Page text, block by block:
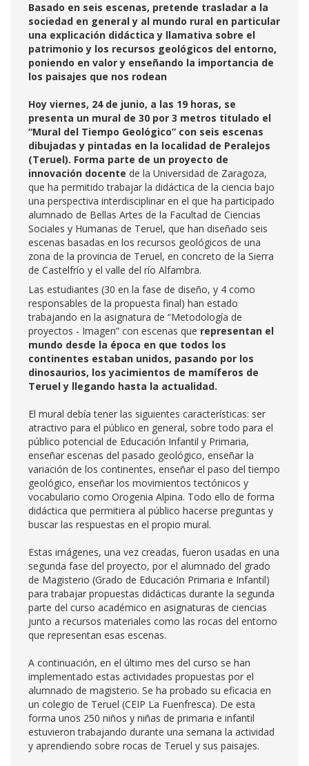
Basado en seis escenas, pretende trasladar a la
sociedad en general y al mundo rural en particular
una explicación didáctica y llamativa sobre el
patrimonio y los recursos geológicos del entorno,
poniendo en valor y enseñando la importancia de
los paisajes que nos rodean
Hoy viernes, 24 de junio, a las 19 horas, se
presenta un mural de 30 por 3 metros titulado el
“Mural del Tiempo Geológico” con seis escenas
dibujadas y pintadas en la localidad de Peralejos
(Teruel). Forma parte de un proyecto de
innovación docente de la Universidad de Zaragoza,
que ha permitido trabajar la didáctica de la ciencia bajo
una perspectiva interdisciplinar en el que ha participado
alumnado de Bellas Artes de la Facultad de Ciencias
Sociales y Humanas de Teruel, que han diseñado seis
escenas basadas en los recursos geológicos de una
zona de la provincia de Teruel, en concreto de la Sierra
de Castelfrío y el valle del río Alfambra.
Las estudiantes (30 en la fase de diseño, y 4 como
responsables de la propuesta final) han estado
trabajando en la asignatura de “Metodología de
proyectos - Imagen” con escenas que representan el
mundo desde la época en que todos los
continentes estaban unidos, pasando por los
dinosaurios, los yacimientos de mamíferos de
Teruel y llegando hasta la actualidad.
El mural debía tener las siguientes características: ser
atractivo para el público en general, sobre todo para el
público potencial de Educación Infantil y Primaria,
enseñar escenas del pasado geológico, enseñar la
variación de los continentes, enseñar el paso del tiempo
geológico, enseñar los movimientos tectónicos y
vocabulario como Orogenia Alpina. Todo ello de forma
didáctica que permitiera al público hacerse preguntas y
buscar las respuestas en el propio mural.
Estas imágenes, una vez creadas, fueron usadas en una
segunda fase del proyecto, por el alumnado del grado
de Magisterio (Grado de Educación Primaria e Infantil)
para trabajar propuestas didácticas durante la segunda
parte del curso académico en asignaturas de ciencias
junto a recursos materiales como las rocas del entorno
que representan esas escenas.
A continuación, en el último mes del curso se han
implementado estas actividades propuestas por el
alumnado de magisterio. Se ha probado su eficacia en
un colegio de Teruel (CEIP La Fuenfresca). De esta
forma unos 250 niños y niñas de primaria e infantil
estuvieron trabajando durante una semana la actividad
y aprendiendo sobre rocas de Teruel y sus paisajes.